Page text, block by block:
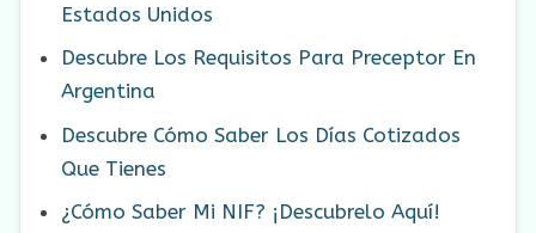
Estados Unidos
Descubre Los Requisitos Para Preceptor En
Argentina
Descubre Cómo Saber Los Días Cotizados
Que Tienes
¿Cómo Saber Mi NIF? ¡Descubrelo Aquí!